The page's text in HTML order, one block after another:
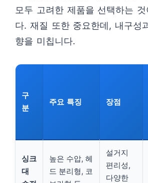
모두 고려한 제품을 선택하는
다. 재질 또한 중요한데, 내구성
향을 미칩니다.
구
분
주요 특징 장점
싱크
대
높은 수압, 헤
드 분리형, 코
설거지
편리성,
다양한